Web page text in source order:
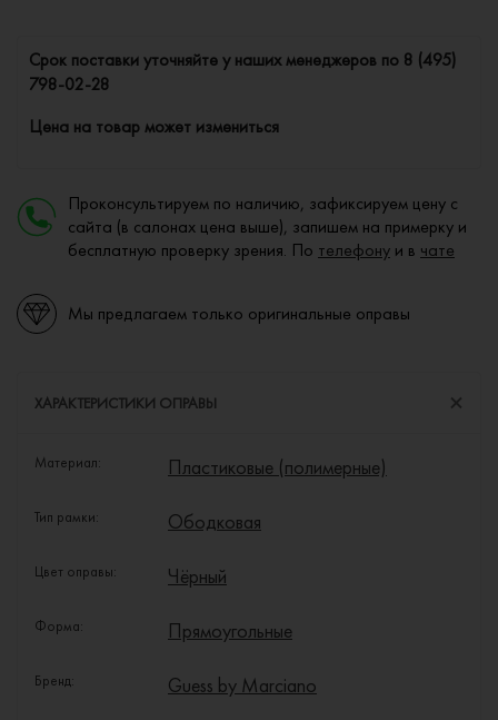
Cрок поставки уточняйте у наших менеджеров по 8 (495)
798-02-28
Цена на товар может измениться
Проконсультируем по наличию, зафиксируем цену с
сайта (в салонах цена выше), запишем на примерку и
бесплатную проверку зрения. По телефону и в чате
Мы предлагаем только оригинальные оправы
ХАРАКТЕРИСТИКИ ОПРАВЫ
Материал: Пластиковые (полимерные)
Тип рамки: Ободковая
Цвет оправы: Чёрный
Форма: Прямоугольные
Бренд: Guess by Marciano